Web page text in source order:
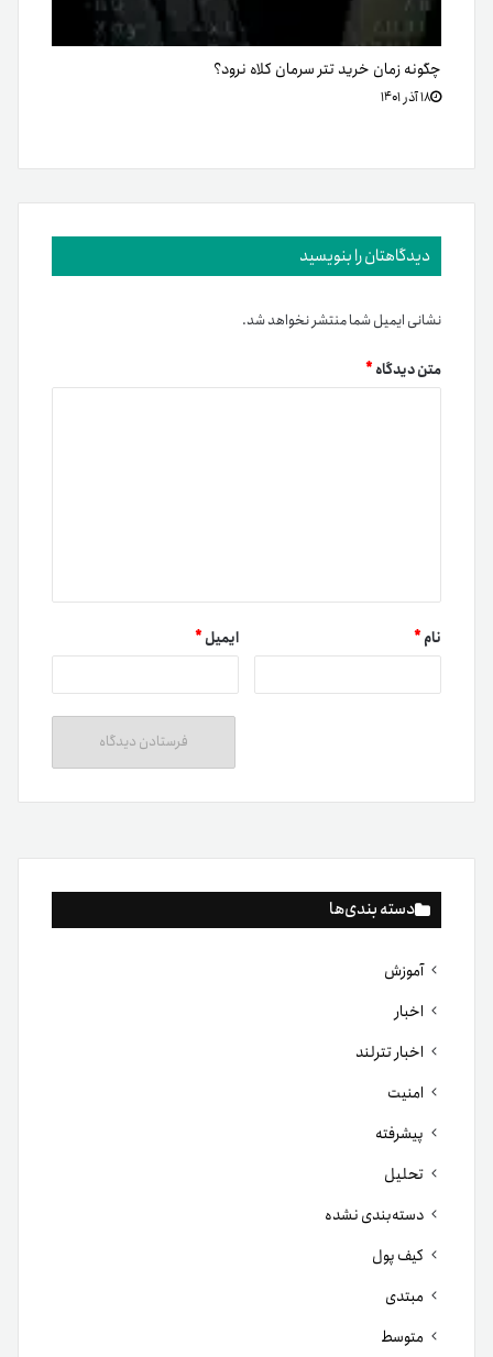
دسته بندی‌ها
آموزش
اخبار
اخبار تترلند
امنیت
پیشرفته
تحلیل
دسته‌بندی نشده
کیف پول
مبتدی
متوسط
چگونه زمان خرید تتر سرمان کلاه نرود؟
۱۸ آذر ۱۴۰۱
دیدگاهتان را بنویسید
نشانی ایمیل شما منتشر نخواهد شد.
متن دیدگاه*
نام* ایمیل*